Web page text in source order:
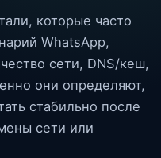
которые часто
WhatsApp,
сети, DNS/кеш,
они определяют,
стабильно после
сети или